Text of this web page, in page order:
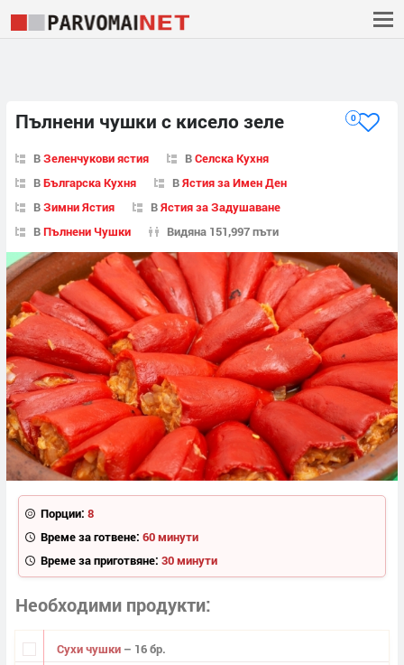
Пълнени чушки с кисело зеле 0
ВЗеленчукови ястия ВСелска Кухня
ВБългарска Кухня ВЯстия за Имен Ден
ВЗимни Ястия ВЯстия за Задушаване
ВПълнени Чушки Видяна 151,997 пъти
Порции: 8
Време за готвене: 60 минути
Време за приготвяне: 30 минути
Необходими продукти
Сухи чушки – 16 бр.